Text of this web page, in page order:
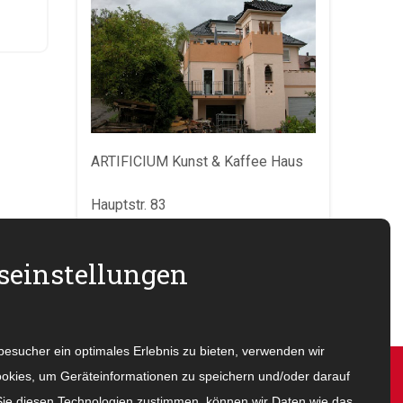
ein optimales Erlebnis zu bieten, verwenden wir
um Geräteinformationen zu speichern und/oder darauf
ARTIFICIUM Kunst & Kaffee Haus
Hauptstr. 83
Tel.Nr. 07263 919 675
info@sabina-rainer.com
Kontaktdaten